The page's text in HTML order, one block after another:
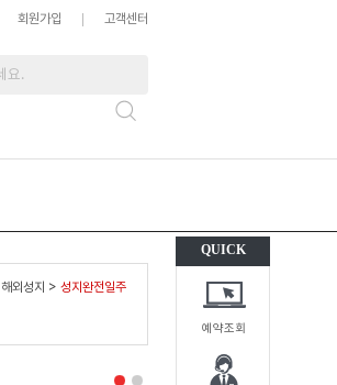
QUICK
예약조회
회원가입 고객센터
해외성지 > 성지완전일주